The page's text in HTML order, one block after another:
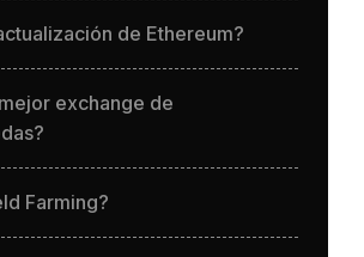
de Ethereum?
exchange de
Farming?